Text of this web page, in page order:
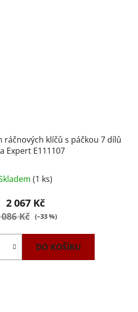
ráčnových klíčů s páčkou 7 dílů
Expert E111107
(1 ks)
2 067 Kč
Kč (–33 %)
DO KOŠÍKU